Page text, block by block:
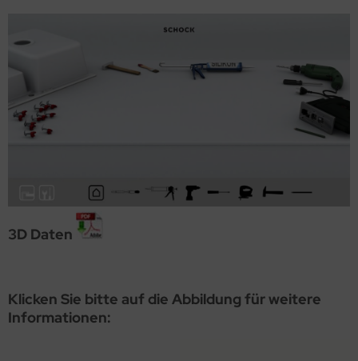
3D Daten
Klicken Sie bitte auf die Abbildung für weitere
Informationen: